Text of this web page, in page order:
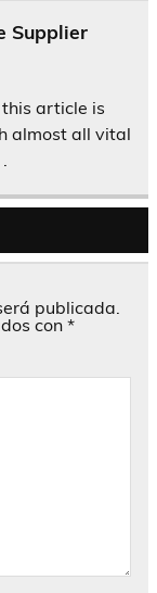
Supplier
article is
almost all vital
publicada.
con *